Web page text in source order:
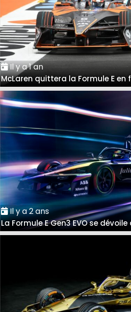
Il y a 1 an
McLaren quittera la Formule E en
Il y a 2 ans
La Formule E Gen3 EVO se